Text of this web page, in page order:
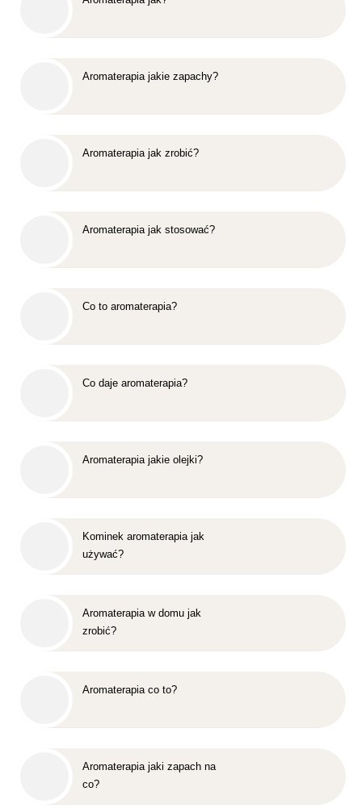
Aromaterapia jakie zapachy?
Aromaterapia jak zrobić?
Aromaterapia jak stosować?
Co to aromaterapia?
Co daje aromaterapia?
Aromaterapia jakie olejki?
Kominek aromaterapia jak
używać?
Aromaterapia w domu jak
zrobić?
Aromaterapia co to?
Aromaterapia jaki zapach na
co?